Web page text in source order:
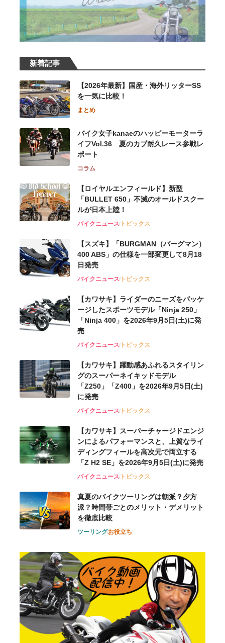
新着記事
【2026年最新】国産・海外リッターSS
を一気に比較！
まとめ
バイク女子kanaeのハッピーモーターラ
イフVol.36 夏のカブ耐久レース参戦レ
ポート
コラム
【ロイヤルエンフィールド】新型
「BULLET 650」不滅のオールドスクー
ルが⽇本上陸！
バイクニューストピックス
【スズキ】「BURGMAN（バーグマン）
400 ABS」の仕様を一部変更して8月18
日発売
バイクニューストピックス
【カワサキ】ライダーのニーズをパッケ
ージしたスポーツモデル「Ninja 250」
「Ninja 400」を2026年9月5日(土)に発
売
バイクニューストピックス
【カワサキ】躍動感あふれるスタイリン
グのスーパーネイキッドモデル
「Z250」「Z400」を2026年9月5日(土)
に発売
バイクニューストピックス
【カワサキ】スーパーチャージドエンジ
ンによるパフォーマンスと、上質なライ
ディングフィールを高次元で両立する
「Z H2 SE」を2026年9月5日(土)に発売
バイクニューストピックス
真夏のバイクツーリングは朝派？夕方
派？時間帯ごとのメリット・デメリット
を徹底比較
ツーリングお役立ち